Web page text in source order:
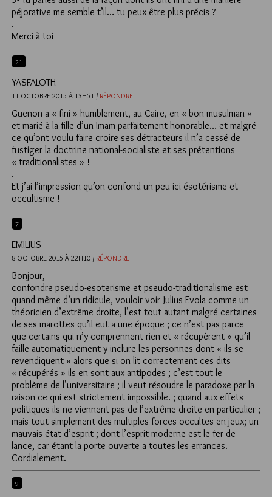
péjorative me semble t’il… tu peux être plus précis ?
.
Merci à toi
21
YASFALOTH
11 OCTOBRE 2015 À 13H51 / RÉPONDRE
Guenon a « fini » humblement, au Caire, en « bon musulman »
et marié à la fille d’un Imam parfaitement honorable… et malgré
ce qu’ont voulu faire croire ses détracteurs il n’a cessé de
fustiger la doctrine national-socialiste et ses prétentions
« traditionalistes » !
.
Et j’ai l’impression qu’on confond un peu ici ésotérisme et
occultisme !
7
EMILIUS
8 OCTOBRE 2015 À 22H10 / RÉPONDRE
Bonjour,
confondre pseudo-esoterisme et pseudo-traditionalisme est
quand même d’un ridicule, vouloir voir Julius Evola comme un
théoricien d’extrême droite, l’est tout autant malgré certaines
de ses marottes qu’il eut a une époque ; ce n’est pas parce
que certains qui n’y comprennent rien et « récupèrent » qu’il
faille automatiquement y inclure les personnes dont « ils se
revendiquent » alors que si on lit correctement ces dits
« récupérés » ils en sont aux antipodes ; c’est tout le
problème de l’universitaire ; il veut résoudre le paradoxe par la
raison ce qui est strictement impossible. ; quand aux effets
politiques ils ne viennent pas de l’extrême droite en particulier ;
mais tout simplement des multiples forces occultes en jeux; un
mauvais état d’esprit ; dont l’esprit moderne est le fer de
lance, car étant la porte ouverte a toutes les errances.
Cordialement.
9